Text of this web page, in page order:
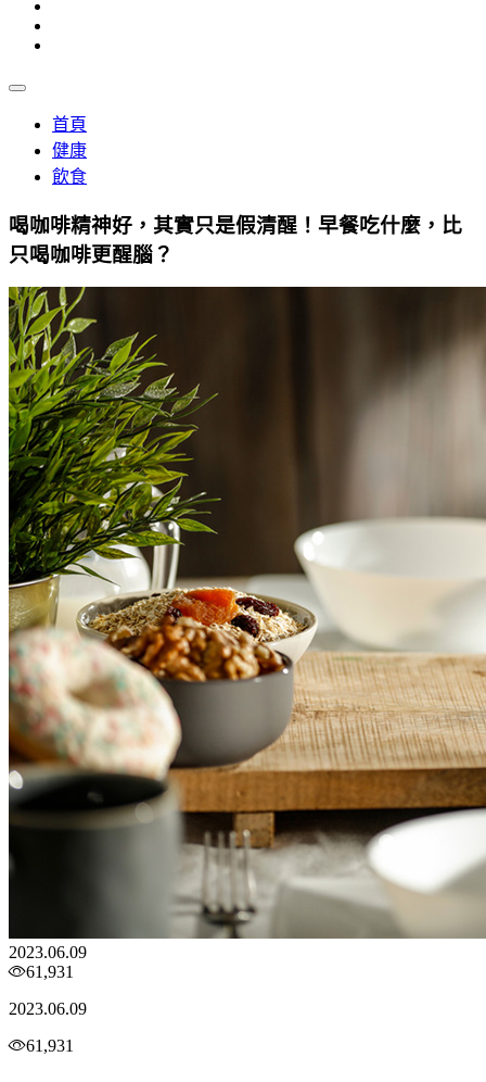
首頁
健康
飲食
喝咖啡精神好，其實只是假清醒！早餐吃什麼，比
只喝咖啡更醒腦？
2023.06.09
61,931
2023.06.09
61,931